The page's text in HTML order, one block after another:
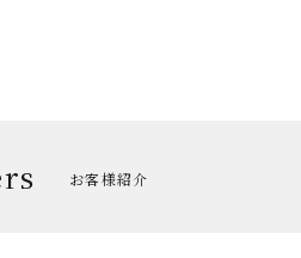
お客様紹介